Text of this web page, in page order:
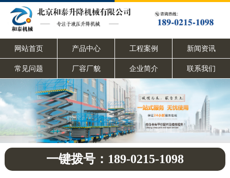
网站首页 产品中心 工程案例 新闻资讯
常见问题 厂容厂貌 企业简介 联系我们
一键拨号：189-0215-1098